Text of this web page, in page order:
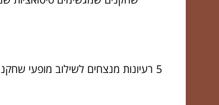
5 רעיונות מנצחים לשילוב מופעי שחקנים באירועים שלכם